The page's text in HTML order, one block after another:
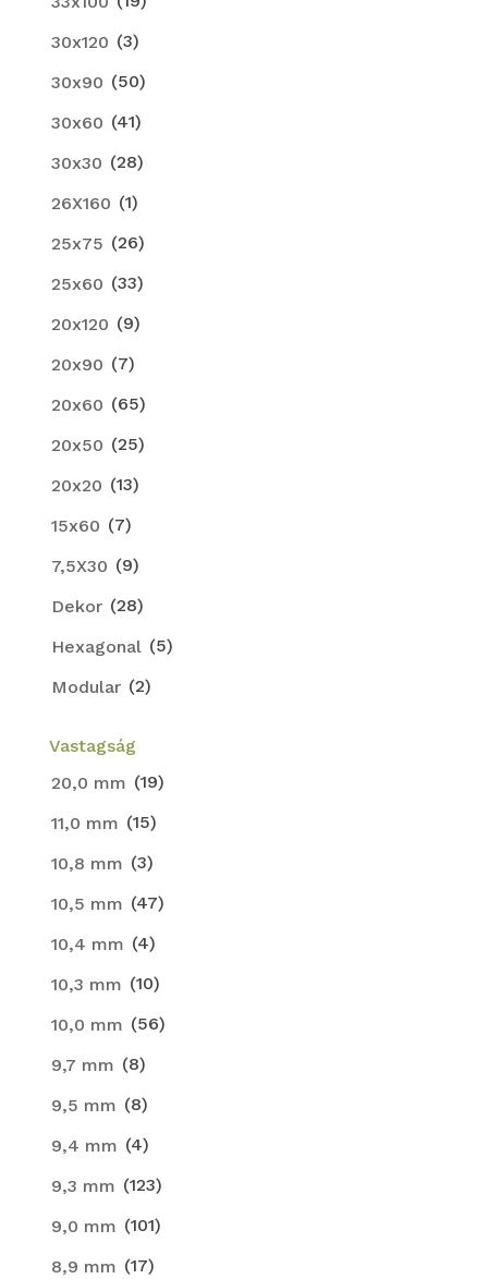
30x120 (3)
30x90 (50)
30x60 (41)
30x30 (28)
26X160 (1)
25x75 (26)
25x60 (33)
20x120 (9)
20x90 (7)
20x60 (65)
20x50 (25)
20x20 (13)
15x60 (7)
7,5X30 (9)
Dekor (28)
Hexagonal (5)
Modular (2)
Vastagság
20,0 mm (19)
11,0 mm (15)
10,8 mm (3)
10,5 mm (47)
10,4 mm (4)
10,3 mm (10)
10,0 mm (56)
9,7 mm (8)
9,5 mm (8)
9,4 mm (4)
9,3 mm (123)
9,0 mm (101)
8,9 mm (17)